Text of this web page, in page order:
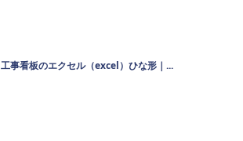
工事看板のエクセル（excel）ひな形｜...